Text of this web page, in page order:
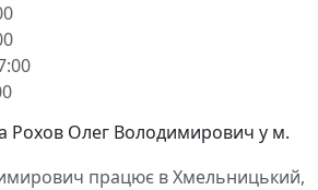
Рохов Олег Володимирович у м.
працює в Хмельницький,